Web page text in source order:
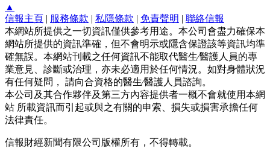
▲
信報主頁 | 服務條款 | 私隱條款 | 免責聲明 | 聯絡信報
本網站所提供之一切資訊僅供參考用途。本公司會盡力確保本
網站所提供的資訊準確，但不會明示或隱含保證該等資訊均準
確無誤。本網站刊載之任何資訊不能取代醫生∕醫護人員的專
業意見、診斷或治理，亦未必適用於任何情況。如對身體狀況
有任何疑問， 請向合資格的醫生∕醫護人員諮詢。
本公司及其合作夥伴及第三方內容提供者一概不會就使用本網
站 所載資訊而引起或與之有關的申索、損失或損害承擔任何
法律責任。
信報財經新聞有限公司版權所有，不得轉載。